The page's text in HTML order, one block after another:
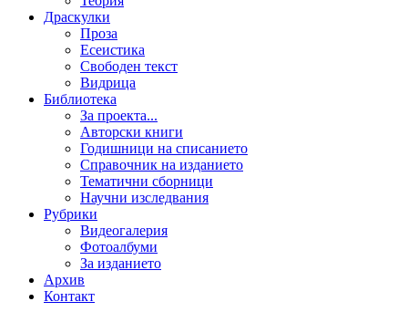
Драскулки
Проза
Есеистика
Свободен текст
Видрица
Библиотека
За проекта...
Авторски книги
Годишници на списанието
Справочник на изданието
Тематични сборници
Научни изследвания
Рубрики
Видеогалерия
Фотоалбуми
За изданието
Архив
Контакт